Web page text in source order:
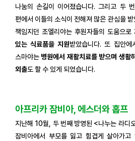
나눔의 손길이 이어졌습니다. 그리고 두
편에서 이들의 소식이 전해져 많은 관심을
책임지던 조엘리야는 후원자들의 도움으로
있는 식료품을 지원받았습니다. 또 집안
스마야는 병원에서 재활치료를 받으며 생활
외출도 할 수 있게 되었습니다.
아프리카 잠비아, 에스더와 홉프
지난해 10월, 두 번째 방영된 <나누는 라디
잠비아에서 부모를 잃고 힘겹게 살아가